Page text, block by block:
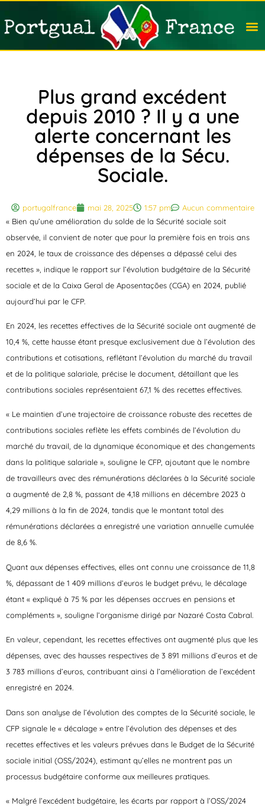
Plus grand excédent
depuis 2010 ? Il y a une
alerte concernant les
dépenses de la Sécu.
Sociale.
portugalfrance mai 28, 2025 1:57 pm
Aucun commentaire
« Bien qu’une amélioration du solde de la Sécurité sociale soit
observée, il convient de noter que pour la première fois en trois ans
en 2024, le taux de croissance des dépenses a dépassé celui des
recettes », indique le rapport sur l’évolution budgétaire de la Sécurité
sociale et de la Caixa Geral de Aposentações (CGA) en 2024, publié
aujourd’hui par le CFP.
En 2024, les recettes effectives de la Sécurité sociale ont augmenté de
10,4 %, cette hausse étant presque exclusivement due à l’évolution des
contributions et cotisations, reflétant l’évolution du marché du travail
et de la politique salariale, précise le document, détaillant que les
contributions sociales représentaient 67,1 % des recettes effectives.
« Le maintien d’une trajectoire de croissance robuste des recettes de
contributions sociales reflète les effets combinés de l’évolution du
marché du travail, de la dynamique économique et des changements
dans la politique salariale », souligne le CFP, ajoutant que le nombre
de travailleurs avec des rémunérations déclarées à la Sécurité sociale
a augmenté de 2,8 %, passant de 4,18 millions en décembre 2023 à
4,29 millions à la fin de 2024, tandis que le montant total des
rémunérations déclarées a enregistré une variation annuelle cumulée
de 8,6 %.
Quant aux dépenses effectives, elles ont connu une croissance de 11,8
%, dépassant de 1 409 millions d’euros le budget prévu, le décalage
étant « expliqué à 75 % par les dépenses accrues en pensions et
compléments », souligne l’organisme dirigé par Nazaré Costa Cabral.
En valeur, cependant, les recettes effectives ont augmenté plus que les
dépenses, avec des hausses respectives de 3 891 millions d’euros et de
3 783 millions d’euros, contribuant ainsi à l’amélioration de l’excédent
enregistré en 2024.
Dans son analyse de l’évolution des comptes de la Sécurité sociale, le
CFP signale le « décalage » entre l’évolution des dépenses et des
recettes effectives et les valeurs prévues dans le Budget de la Sécurité
sociale initial (OSS/2024), estimant qu’elles ne montrent pas un
processus budgétaire conforme aux meilleures pratiques.
« Malgré l’excédent budgétaire, les écarts par rapport à l’OSS/2024